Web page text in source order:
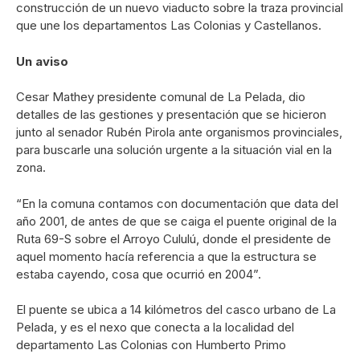
construcción de un nuevo viaducto sobre la traza provincial
que une los departamentos Las Colonias y Castellanos.
Un aviso
Cesar Mathey presidente comunal de La Pelada, dio
detalles de las gestiones y presentación que se hicieron
junto al senador Rubén Pirola ante organismos provinciales,
para buscarle una solución urgente a la situación vial en la
zona.
“En la comuna contamos con documentación que data del
año 2001, de antes de que se caiga el puente original de la
Ruta 69-S sobre el Arroyo Cululú, donde el presidente de
aquel momento hacía referencia a que la estructura se
estaba cayendo, cosa que ocurrió en 2004”.
El puente se ubica a 14 kilómetros del casco urbano de La
Pelada, y es el nexo que conecta a la localidad del
departamento Las Colonias con Humberto Primo